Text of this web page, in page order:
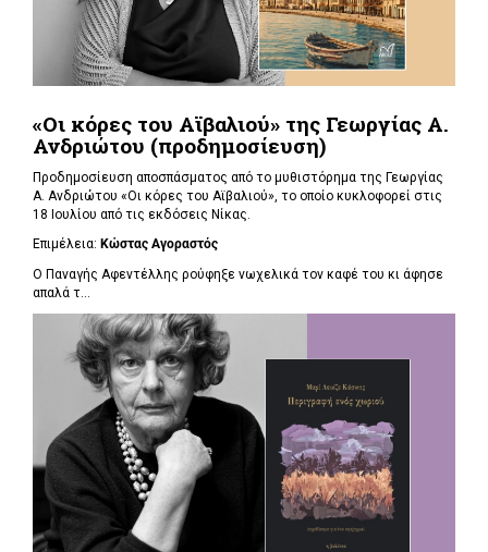
«Οι κόρες του Αϊβαλιού» της Γεωργίας Α.
Ανδριώτου (προδημοσίευση)
Προδημοσίευση αποσπάσματος από το μυθιστόρημα της Γεωργίας
Α. Ανδριώτου «Οι κόρες του Αϊβαλιού», το οποίο κυκλοφορεί στις
18 Ιουλίου από τις εκδόσεις Νίκας.
Επιμέλεια: Κώστας Αγοραστός
Ο Παναγής Αφεντέλλης ρούφηξε νωχελικά τον καφέ του κι άφησε
απαλά τ...